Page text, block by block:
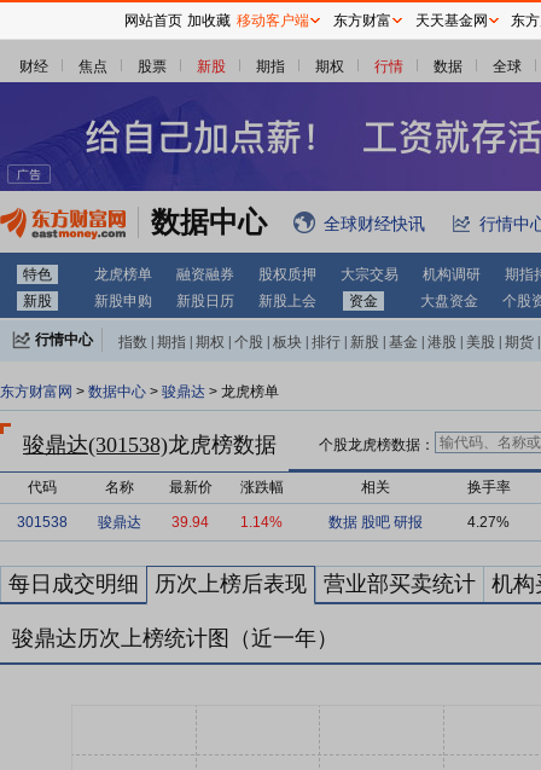
财经 焦点 股票 新股 期指 期权 行情 数据 全球
数据中心 全球财经快讯 行情中
特色 龙虎榜单 融资融券 股权质押 大宗交易 机构调研
期指
新股
新股申购 新股日历 新股上会 资金 大盘资金 个股
行情中心 指数 期指 期权 个股 板块 排行 新股 基金 港股 美股 期货
东方财富网 > 数据中心 > 骏鼎达 > 龙虎榜单
骏鼎达(301538)龙虎榜数据 个股龙虎榜数据：
代码 名称 最新价 涨跌幅 相关 换手率
301538 骏鼎达 39.94 1.14% 数据 股吧 研报 4.27%
每日成交明细 历次上榜后表现 营业部买卖统计 机构
骏鼎达历次上榜统计图（近一年）
网站首页 加收藏 移动客户端 东方财富 天天基金网 东